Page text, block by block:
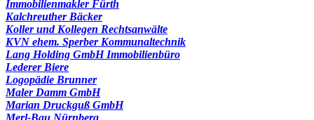
Immobilienmakler Fürth
Kalchreuther Bäcker
Koller und Kollegen Rechtsanwälte
KVN ehem. Sperber Kommunaltechnik
Lang Holding GmbH Immobilienbüro
Lederer Biere
Logopädie Brunner
Maler Damm GmbH
Marian Druckguß GmbH
Merl-Bau Nürnberg